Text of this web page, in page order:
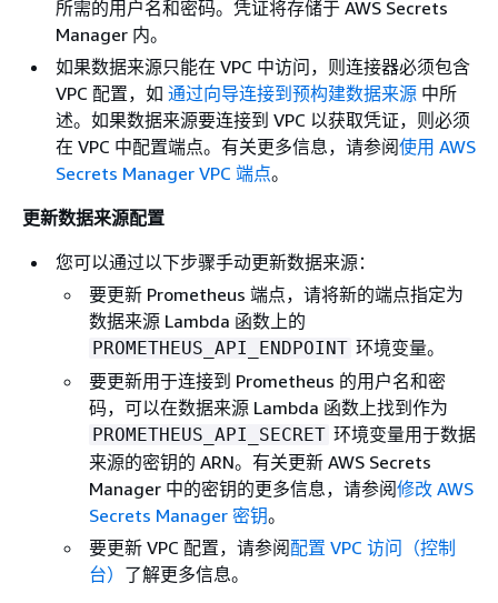
所需的用户名和密码。凭证将存储于 AWS Secrets
Manager 内。
如果数据来源只能在 VPC 中访问，则连接器必须包含
VPC 配置，如 通过向导连接到预构建数据来源 中所
述。如果数据来源要连接到 VPC 以获取凭证，则必须
在 VPC 中配置端点。有关更多信息，请参阅使用 AWS
Secrets Manager VPC 端点。
更新数据来源配置
您可以通过以下步骤手动更新数据来源：
要更新 Prometheus 端点，请将新的端点指定为
数据来源 Lambda 函数上的
PROMETHEUS_API_ENDPOINT 环境变量。
要更新用于连接到 Prometheus 的用户名和密
码，可以在数据来源 Lambda 函数上找到作为
PROMETHEUS_API_SECRET 环境变量用于数据
来源的密钥的 ARN。有关更新 AWS Secrets
Manager 中的密钥的更多信息，请参阅修改 AWS
Secrets Manager 密钥。
要更新 VPC 配置，请参阅配置 VPC 访问（控制
台） 了解更多信息。